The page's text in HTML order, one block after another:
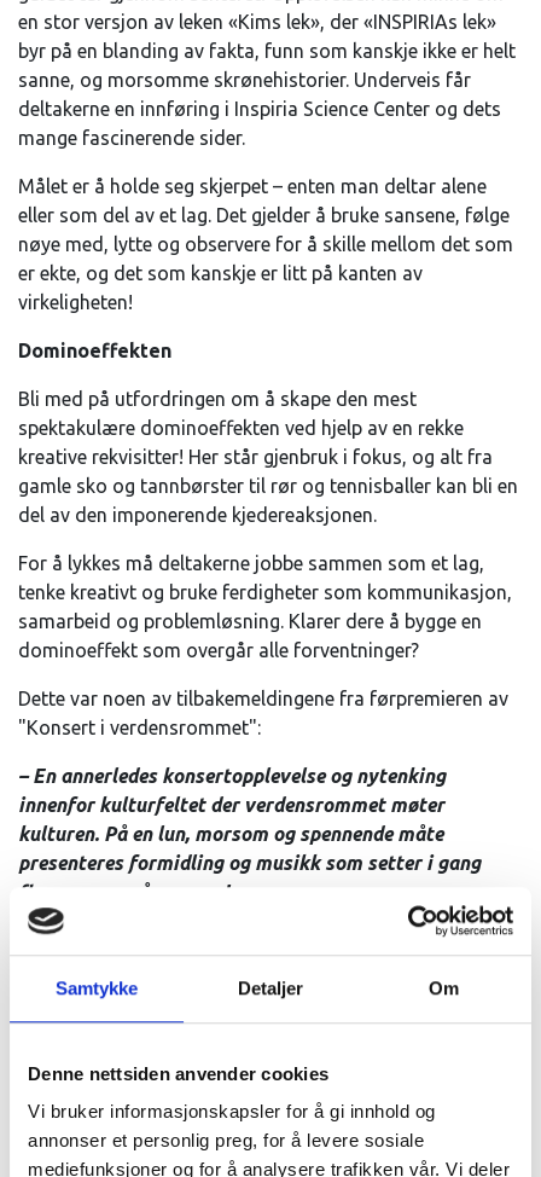
Samtykke Detaljer Om
Denne nettsiden anvender cookies
Vi bruker informasjonskapsler for å gi innhold og
annonser et personlig preg, for å levere sosiale
mediefunksjoner og for å analysere trafikken vår. Vi deler
en stor versjon av leken «Kims lek», der «INSPIRIAs lek»
byr på en blanding av fakta, funn som kanskje ikke er helt
sanne, og morsomme skrønehistorier. Underveis får
deltakerne en innføring i Inspiria Science Center og dets
mange fascinerende sider.
Målet er å holde seg skjerpet – enten man deltar alene
eller som del av et lag. Det gjelder å bruke sansene, følge
nøye med, lytte og observere for å skille mellom det som
er ekte, og det som kanskje er litt på kanten av
virkeligheten!
Dominoeffekten
Bli med på utfordringen om å skape den mest
spektakulære dominoeffekten ved hjelp av en rekke
kreative rekvisitter! Her står gjenbruk i fokus, og alt fra
gamle sko og tannbørster til rør og tennisballer kan bli en
del av den imponerende kjedereaksjonen.
For å lykkes må deltakerne jobbe sammen som et lag,
tenke kreativt og bruke ferdigheter som kommunikasjon,
samarbeid og problemløsning. Klarer dere å bygge en
dominoeffekt som overgår alle forventninger?
Dette var noen av tilbakemeldingene fra førpremieren av
"Konsert i verdensrommet":
– En annerledes konsertopplevelse og nytenking
innenfor kulturfeltet der verdensrommet møter
kulturen. På en lun, morsom og spennende måte
presenteres formidling og musikk som setter i gang
flere sanser på en gang!
– Live musikk og skyggespill blant planetene var
Jeg ville bare ha mer!
ikke hadde vært med på før.
Priser
Planetariet har plass til 55 personer. Skulle det være flere